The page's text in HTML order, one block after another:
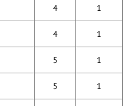
4 1
4 1
5 1
5 1